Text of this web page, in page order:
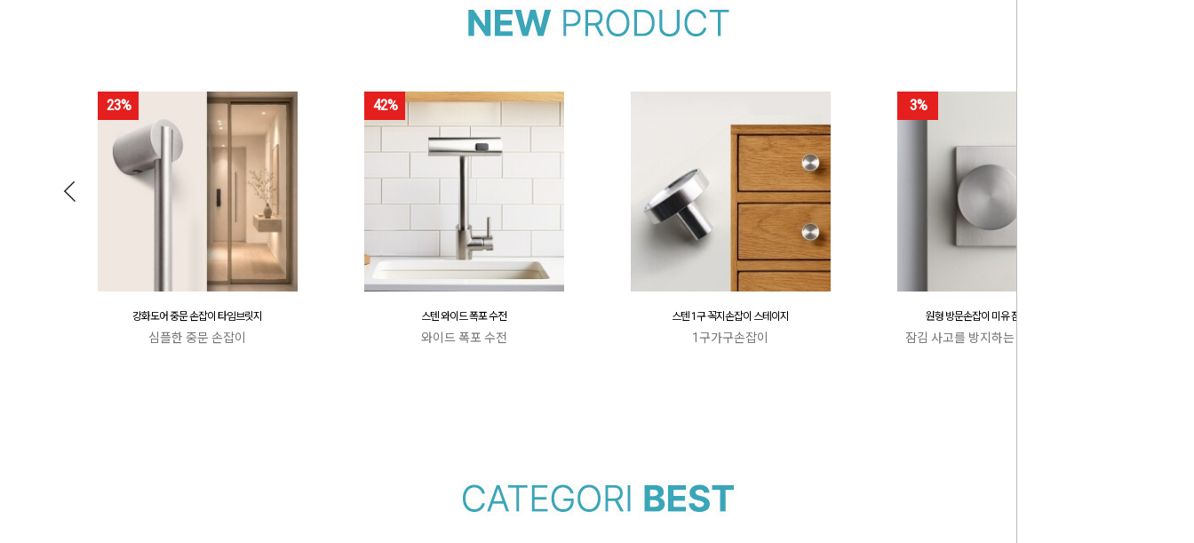
23%
강화도어 중문 손잡이 타임브릿지
심플한 중문 손잡이
42%
스텐 와이드 폭포 수전
와이드 폭포 수전
스텐 1구 꼭지손잡이 스테이지
1구가구손잡이
3%
원형 방문손잡이 미유 잠김 사고 방지
잠김 사고를 방지하는 특허 캐치박스